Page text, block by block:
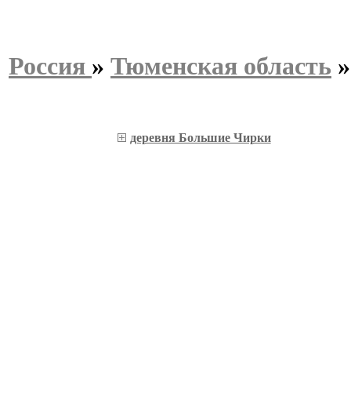
Россия » Тюменская область
деревня Большие Чирки